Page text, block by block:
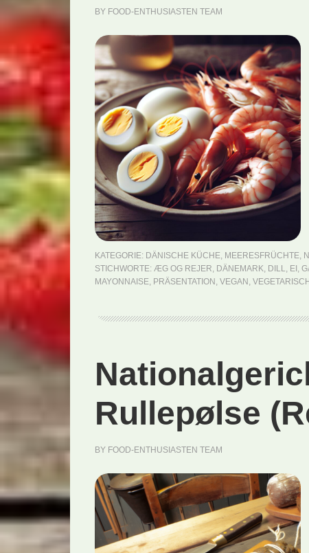
BY FOOD-ENTHUSIASTEN TEAM
KATEGORIE: DÄNISCHE KÜCHE, MEERESFRÜCHTE,
STICHWORTE: ÆG OG REJER, DÄNEMARK, DILL, EI ,
MAYONNAISE, PRÄSENTATION , VEGAN , VEGETARISCH
Rullepølse
BY FOOD-ENTHUSIASTEN TEAM